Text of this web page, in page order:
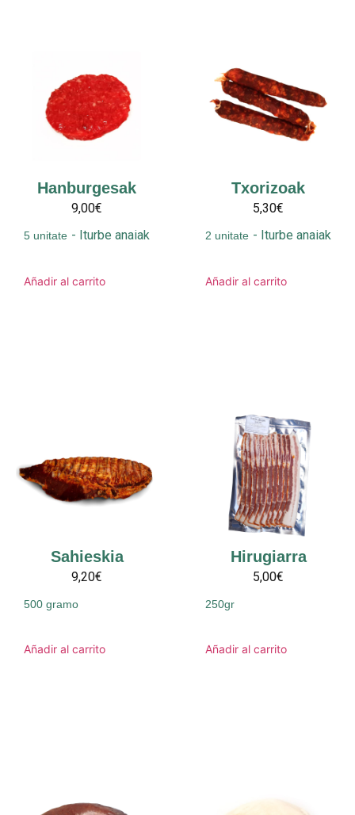
Hanburgesak
9,00€
5 unitate - Iturbe anaiak
Añadir al carrito
Txorizoak
5,30€
2 unitate - Iturbe anaiak
Añadir al carrito
Sahieskia
9,20€
500 gramo
Añadir al carrito
Hirugiarra
5,00€
250gr
Añadir al carrito